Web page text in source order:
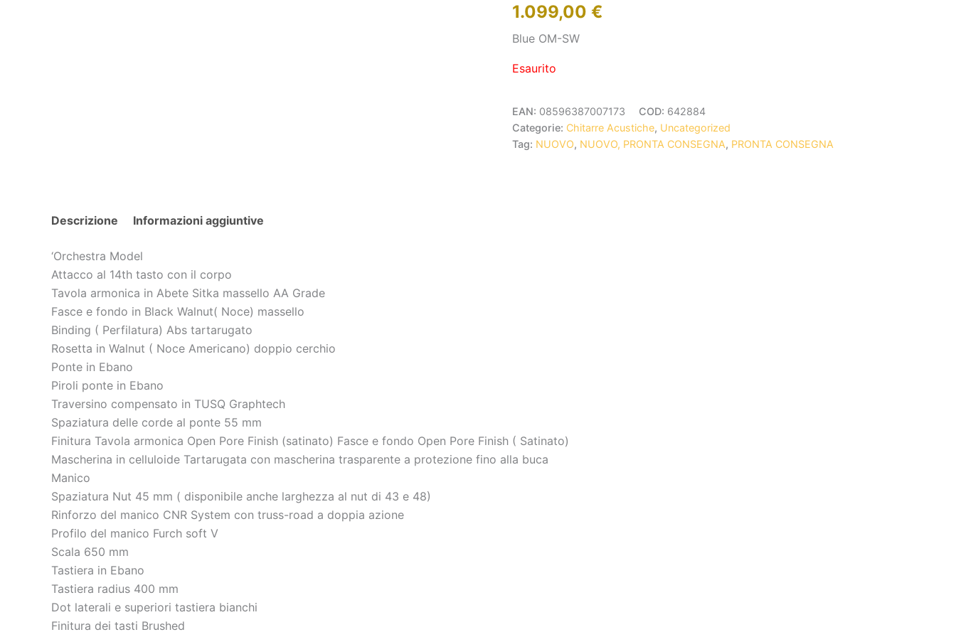
1.099,00 €
Blue OM-SW
Esaurito
EAN: 08596387007173 COD: 642884
Categorie: Chitarre Acustiche, Uncategorized
Tag: NUOVO, NUOVO, PRONTA CONSEGNA, PRONTA CONSEGNA
Descrizione Informazioni aggiuntive
‘Orchestra Model
Attacco al 14th tasto con il corpo
Tavola armonica in Abete Sitka massello AA Grade
Fasce e fondo in Black Walnut( Noce) massello
Binding ( Perfilatura) Abs tartarugato
Rosetta in Walnut ( Noce Americano) doppio cerchio
Ponte in Ebano
Piroli ponte in Ebano
Traversino compensato in TUSQ Graphtech
Spaziatura delle corde al ponte 55 mm
Finitura Tavola armonica Open Pore Finish (satinato) Fasce e fondo Open Pore Finish ( Satinato)
Mascherina in celluloide Tartarugata con mascherina trasparente a protezione fino alla buca
Manico
Spaziatura Nut 45 mm ( disponibile anche larghezza al nut di 43 e 48)
Rinforzo del manico CNR System con truss-road a doppia azione
Profilo del manico Furch soft V
Scala 650 mm
Tastiera in Ebano
Tastiera radius 400 mm
Dot laterali e superiori tastiera bianchi
Finitura dei tasti Brushed